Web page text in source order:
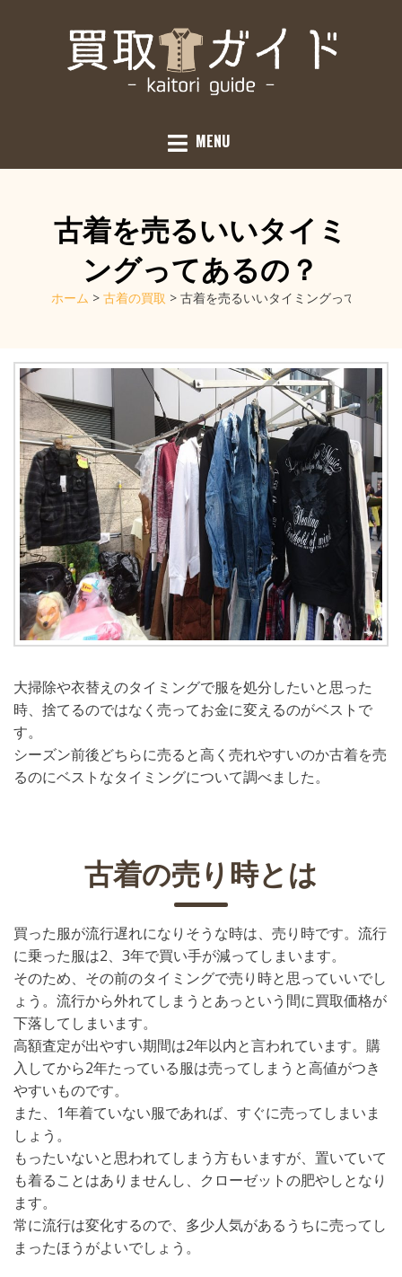
MENU
古着を売るいいタイミ
ングってあるの？
ホーム > 古着の買取 > 古着を売るいいタイミングってあるの
大掃除や衣替えのタイミングで服を処分したいと思った
時、捨てるのではなく売ってお金に変えるのがベストで
す。
シーズン前後どちらに売ると高く売れやすいのか古着を売
るのにベストなタイミングについて調べました。
古着の売り時とは
買った服が流行遅れになりそうな時は、売り時です。流行
に乗った服は2、3年で買い手が減ってしまいます。
そのため、その前のタイミングで売り時と思っていいでし
ょう。流行から外れてしまうとあっという間に買取価格が
下落してしまいます。
高額査定が出やすい期間は2年以内と言われています。購
入してから2年たっている服は売ってしまうと高値がつき
やすいものです。
また、1年着ていない服であれば、すぐに売ってしまいま
しょう。
もったいないと思われてしまう方もいますが、置いていて
も着ることはありませんし、クローゼットの肥やしとなり
ます。
常に流行は変化するので、多少人気があるうちに売ってし
まったほうがよいでしょう。